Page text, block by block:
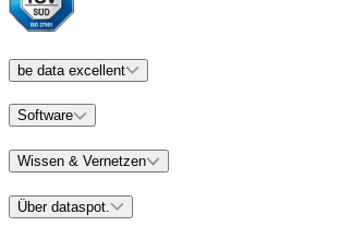
be data excellent
Software
Wissen & Vernetzen
Über dataspot.